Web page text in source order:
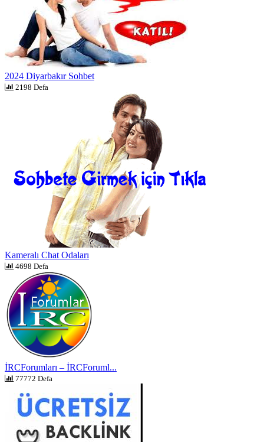
2024 Diyarbakır Sohbet
2198 Defa
Kameralı Chat Odaları
4698 Defa
İRCForumları – İRCForuml...
77772 Defa